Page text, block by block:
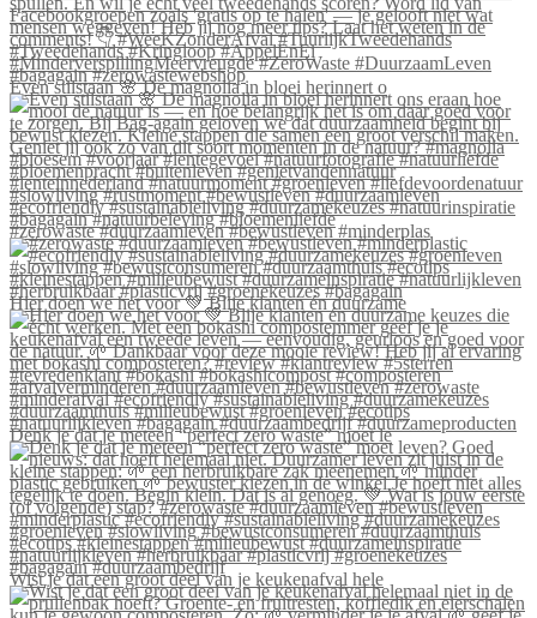
Even stilstaan 🌸 De magnolia in bloei herinnert o
#zerowaste #duurzaamleven #bewustleven #minderplas
Hier doen we het voor 💚 Blije klanten én duurzame
Denk je dat je meteen “perfect zero waste” moet le
Wist je dat een groot deel van je keukenafval hele